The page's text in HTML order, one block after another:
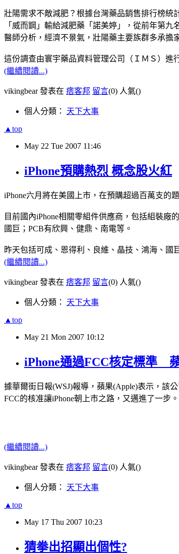
壯陽需求不敵減肥？根據台灣藥品銷售排行榜統
「威而鋼」輸給減肥藥「諾美婷」，從前年第九
醫師分析，經濟不景氣，壯陽藥主要族群多承擔
這份調查由寰宇藥品資料管理公司（ＩＭＳ）進
(繼續閱讀...)
vikingbear 發表在 痞客邦 留言(0) 人氣()
個人分類： 天下大事
▲top
May 22 Tue 2007 11:46
iPhone預購熱烈 概念股火紅
iPhone六月將在美國上市，在預購超過百萬支的
目前國內iPhone相關零組件供應商，包括組裝
國巨；PCB有欣興、健鼎、南電等。
昨天包括可成、恩得利、良維、晶技、鴻海、國
(繼續閱讀...)
vikingbear 發表在 痞客邦 留言(0) 人氣()
個人分類： 天下大事
▲top
May 21 Mon 2007 10:12
iPhone通過FCC核定標準
據華爾街日報(WSJ)報導，蘋果(Apple)表示，該
FCC的核准讓iPhone朝上市之路，又邁進了一步。
(繼續閱讀...)
vikingbear 發表在 痞客邦 留言(0) 人氣()
個人分類： 天下大事
▲top
May 17 Thu 2007 10:23
猜拳出招顯出個性?